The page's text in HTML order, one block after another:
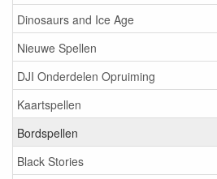
Dinosaurs and Ice Age
Nieuwe Spellen
DJI Onderdelen Opruiming
Kaartspellen
Bordspellen
Black Stories